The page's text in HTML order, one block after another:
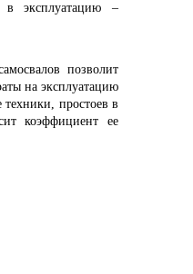
в эксплуатацию –
позволит
на эксплуатацию
простоев в
коэффициент ее